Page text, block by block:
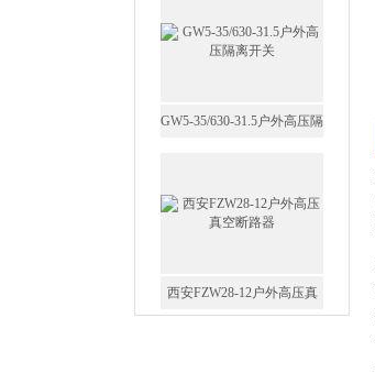
SF6负荷开关高压电缆分支